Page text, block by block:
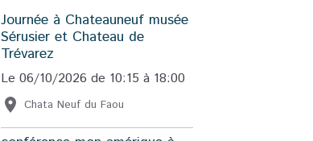
Journée à Chateauneuf musée
Sérusier et Chateau de
Trévarez
Le 06/10/2026 de 10:15 à 18:00
Chata Neuf du Faou